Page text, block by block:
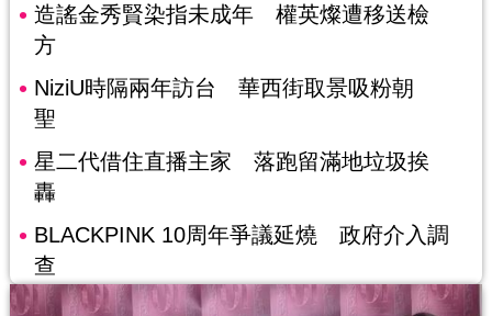
造謠金秀賢染指未成年 權英燦遭移送檢
方
NiziU時隔兩年訪台 華西街取景吸粉朝
聖
星二代借住直播主家 落跑留滿地垃圾挨
轟
BLACKPINK 10周年爭議延燒 政府介入調
查